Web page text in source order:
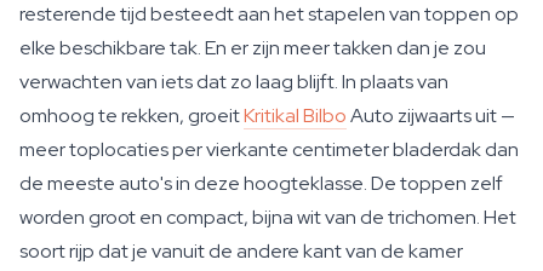
resterende tijd besteedt aan het stapelen van toppen op
elke beschikbare tak. En er zijn meer takken dan je zou
verwachten van iets dat zo laag blijft. In plaats van
omhoog te rekken, groeitKritikal BilboAuto zijwaarts uit —
meer toplocaties per vierkante centimeter bladerdak dan
de meeste auto's in deze hoogteklasse. De toppen zelf
worden groot en compact, bijna wit van de trichomen. Het
soort rijp dat je vanuit de andere kant van de kamer